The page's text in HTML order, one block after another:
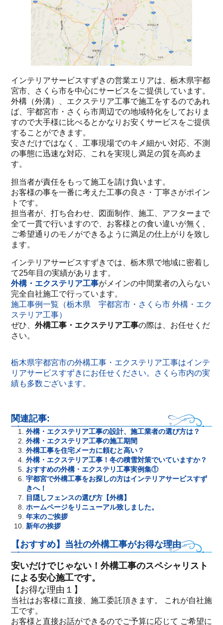
インテリアサービスすずきの営業エリアは、栃木県宇都
宮市、さくら市を中心にサービスをご提供しています。
外構（外溝）、エクステリア工事で施工をするのであれ
ば、宇都宮市・さくら市周辺での地域特化をしておりま
すので大手様に比べるとかなりお安くサービスをご提供
することができます。
安さだけではなく、工事現場でのキメ細かい対応、不測
の事態に迅速な対応、これを実現し満足の質を高めま
す。
担当者が責任をもって施工を請け負います。
お客様の事を一番に考えた工事の良さ・丁寧さがポイン
トです。
担当者が、打ち合わせ、図面制作、施工、アフターまで
全て一貫で行いますので、お客様との食い違いが無く、
ご希望通りのモノができるように満足の仕上がりを致し
ます。
インテリアサービスすずきでは、栃木県で地域に密着し
て25年目の実績があります。
外構・エクステリア工事がメインの中間業者の入らない
完全自社施工で行っています。
施工事例一覧（栃木県 宇都宮市・さくら市 外構・エク
ステリア工事）
ぜひ、 外構工事・エクステリア工事の際は、お任せくだ
さい。
栃木県宇都宮市の外構工事・エクステリア工事はインテ
リアサービスすずきにお任せください。さくら市内の実
績も多数ございます。
関連記事:
外構・エクステリア工事の設計、施工業者の選び方は？
外構・エクステリア工事の施工期間
外構工事を住宅メーカに頼むと高い？
外構・エクステリア工事！冬の積雪対策でいていますか？
おすすめの外構・エクステリ工事実例集①
宇都宮で外構工事をお探しの方はインテリアサービスすず
きへ！
目隠しフェンスの選び方【外構】
ホームページをリニューアル致しました。
年末のご挨拶
新年の挨拶
【おすすめ】当社の外構工事がお得な理由
安いだけでじゃない！外構工事のスペシャリスト
による安心施工です。
【お得な理由１】
当社はお客様に直接、施工委託頂きます。 これが自社施
工です。
お客様と直接お話ができるのでご予算に応じて ご希望に